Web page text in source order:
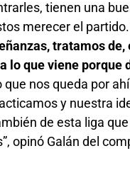
tienen una
merecer el partido.
tratamos
lo que viene porque
que nos queda por
y nuestra
de esta liga
opinó Galán del